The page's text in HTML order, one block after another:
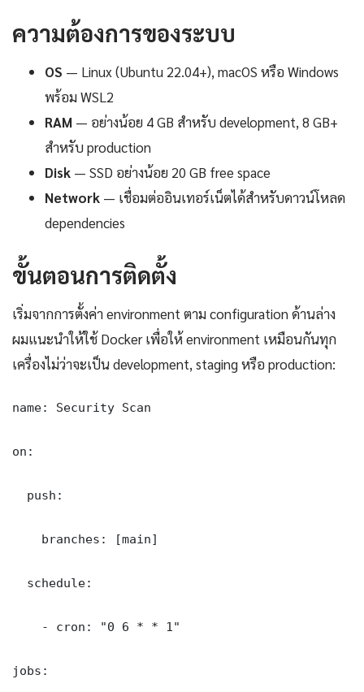
ความต้องการของระบบ
OS — Linux (Ubuntu 22.04+), macOS หรือ Windows
พร้อม WSL2
RAM — อย่างน้อย 4 GB สำหรับ development, 8 GB+
สำหรับ production
Disk — SSD อย่างน้อย 20 GB free space
Network — เชื่อมต่ออินเทอร์เน็ตได้สำหรับดาวน์โหลด
dependencies
ขั้นตอนการติดตั้ง
เริ่มจากการตั้งค่า environment ตาม configuration ด้านล่าง
ผมแนะนำให้ใช้ Docker เพื่อให้ environment เหมือนกันทุก
เครื่องไม่ว่าจะเป็น development, staging หรือ production:
name: Security Scan
on:
  push:
    branches: [main]
  schedule:
    - cron: "0 6 * * 1"
jobs: